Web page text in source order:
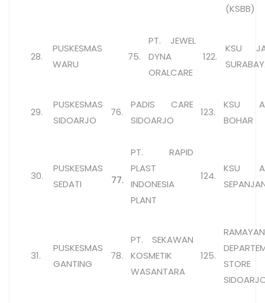
(KSBB)
28.
PUSKESMAS
WARU
75.
PT. JEWEL
DYNA
ORALCARE
122.
KSU
29.
PUSKESMAS
SIDOARJO
76.
PADIS CARE
SIDOARJO
123.
KSU
BOHAR
30.
PUSKESMAS
SEDATI
77.
PT. RAPID
PLAST
INDONESIA
PLANT
124.
KSU
31.
PUSKESMAS
GANTING
78.
PT. SEKAWAN
KOSMETIK
WASANTARA
125.
STORE